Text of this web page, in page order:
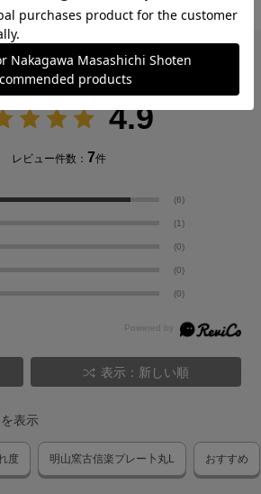
レビュー
4.9
レビュー件数： 7件
(6)
(1)
(0)
(0)
(0)
表示：新しい順
表示
度 明山窯古信楽プレー卜丸L おすすめ